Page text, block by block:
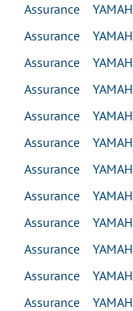
Assurance
Assurance
Assurance
Assurance
Assurance
Assurance
Assurance
Assurance
Assurance
Assurance
Assurance
Assurance